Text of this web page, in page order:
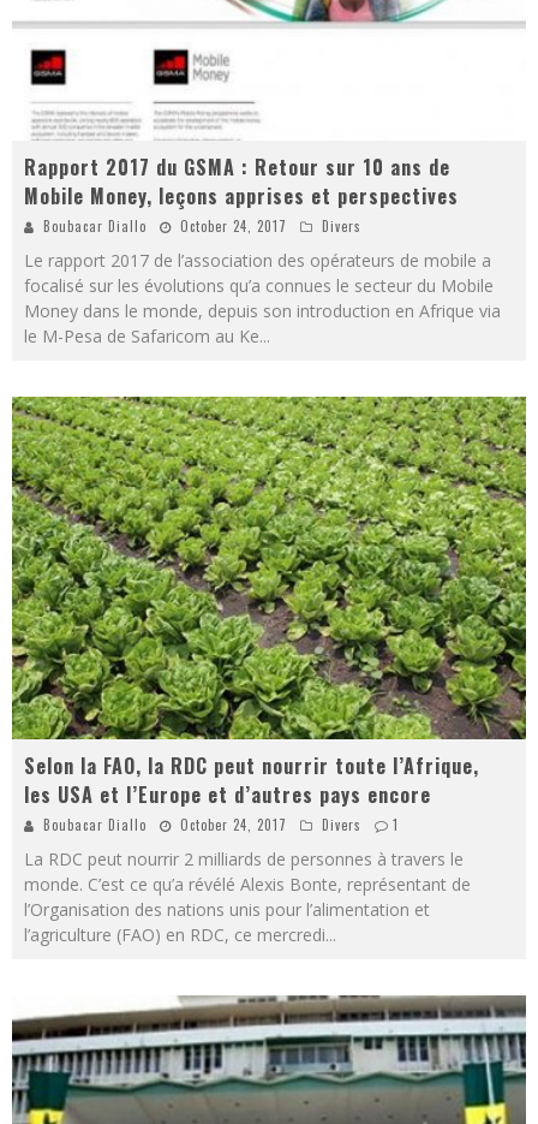
Rapport 2017 du GSMA : Retour sur 10 ans de
Mobile Money, leçons apprises et perspectives
Boubacar Diallo October 24, 2017 Divers
Le rapport 2017 de l’association des opérateurs de mobile a
focalisé sur les évolutions qu’a connues le secteur du Mobile
Money dans le monde, depuis son introduction en Afrique via
le M-Pesa de Safaricom au Ke...
Selon la FAO, la RDC peut nourrir toute l’Afrique,
les USA et l’Europe et d’autres pays encore
Boubacar Diallo October 24, 2017 Divers 1
La RDC peut nourrir 2 milliards de personnes à travers le
monde. C’est ce qu’a révélé Alexis Bonte, représentant de
l’Organisation des nations unis pour l’alimentation et
l’agriculture (FAO) en RDC, ce mercredi...